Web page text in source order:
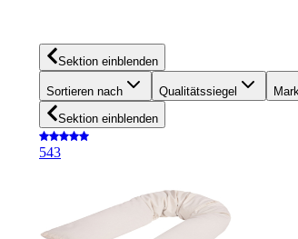
Sektion einblenden
Sortieren nach Qualitätssiegel
Sektion einblenden
543